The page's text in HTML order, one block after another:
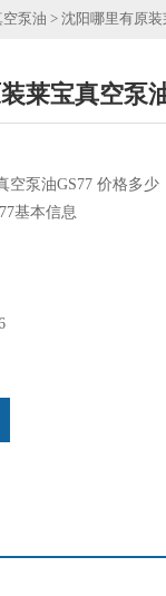
泵油 > 沈阳哪里有原装
莱宝真空泵
空泵油GS77 价格多少
基本信息
性，气泡少
系列